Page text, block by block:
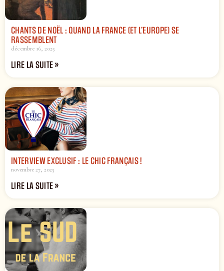
CHANTS DE NOËL : QUAND LA FRANCE (ET L’EUROPE) SE
RASSEMBLENT
décembre 16, 2025
LIRE LA SUITE »
INTERVIEW EXCLUSIF : LE CHIC FRANÇAIS !
novembre 27, 2025
LIRE LA SUITE »